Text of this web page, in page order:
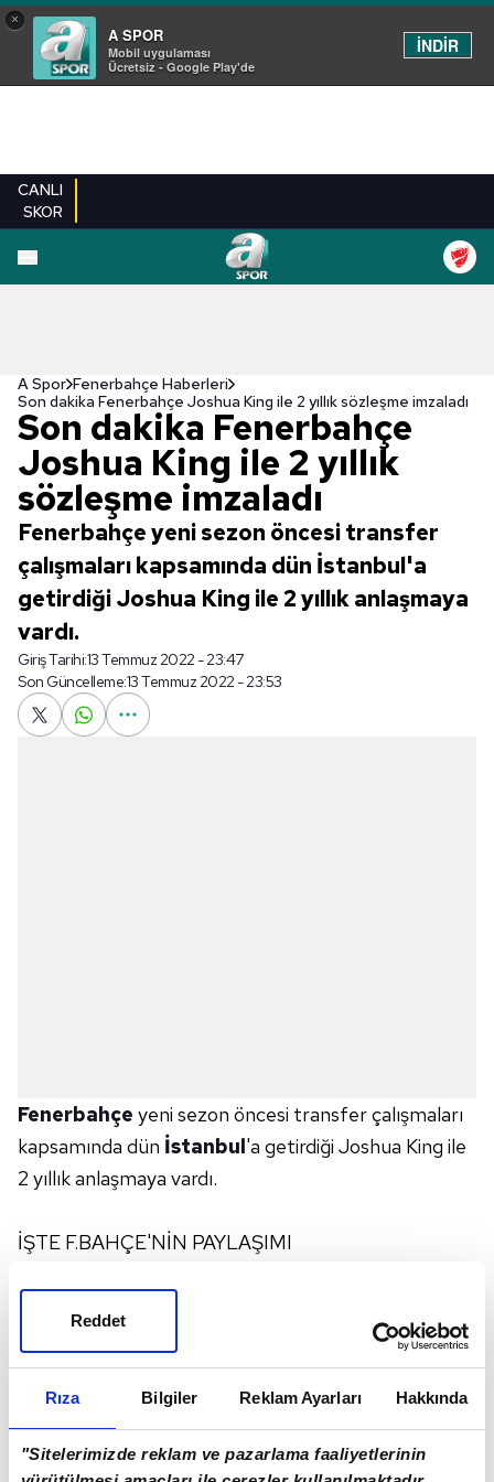
Rıza Bilgiler Reklam Ayarları Hakkında
"Sitelerimizde reklam ve pazarlama faaliyetlerinin
Reddet
×
A SPOR
Mobil uygulaması
Ücretsiz - Google Play'de
İNDİR
CANLI
SKOR
A Spor Fenerbahçe Haberleri
Son dakika Fenerbahçe Joshua King ile 2 yıllık sözleşme imzaladı
Son dakika Fenerbahçe
Joshua King ile 2 yıllık
sözleşme imzaladı
Fenerbahçe yeni sezon öncesi transfer
çalışmaları kapsamında dün İstanbul'a
getirdiği Joshua King ile 2 yıllık anlaşmaya
vardı.
Giriş Tarihi:13 Temmuz 2022 - 23:47
Son Güncelleme:13 Temmuz 2022 - 23:53
Fenerbahçe yeni sezon öncesi transfer çalışmaları
kapsamında dün İstanbul'a getirdiği Joshua King ile
2 yıllık anlaşmaya vardı.
İŞTE F.BAHÇE'NİN PAYLAŞIMI
pic.twitter.com/ajISxY7Jl0
&mdash; Fenerbahçe SK (@Fenerbahce)July 13,
2022
İŞTE YAPILAN AÇIKLAMA